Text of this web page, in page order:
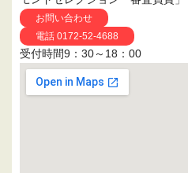
お問い合わせ
電話 0172-52-4688
受付時間9：30～18：00